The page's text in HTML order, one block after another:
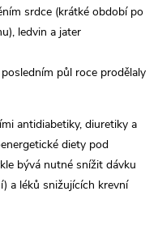
srdce (krátké období po
ledvin a jater
půl roce prodělaly
antidiabetiky, diuretiky a
diety pod
bývá nutné snížit dávku
a léků snižujících krevní